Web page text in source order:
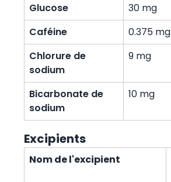
Glucose
30 mg
Caféine
0.375 mg
Chlorure de
sodium
9 mg
Bicarbonate de
sodium
10 mg
Excipients
Nom de l'excipient